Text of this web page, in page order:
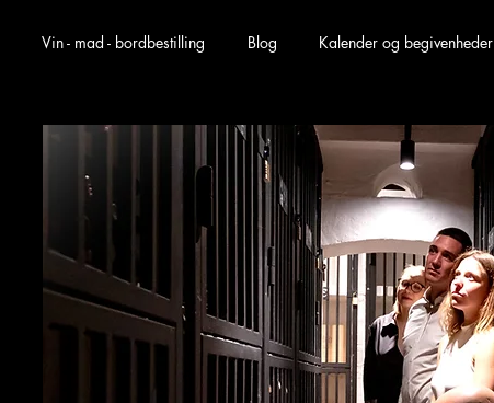
Vin - mad - bordbestilling Blog Kalender og begivenheder